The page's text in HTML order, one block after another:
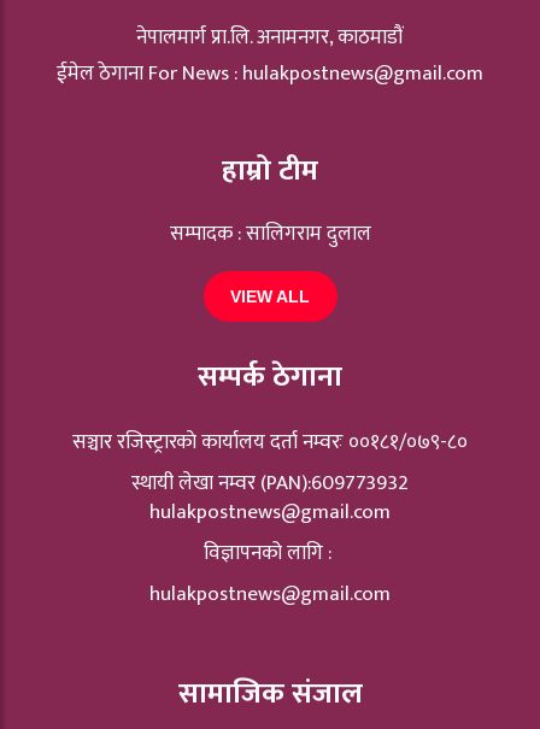
नेपालमार्ग प्रा.लि. अनामनगर, काठमाडौं
ईमेल ठेगाना For News :hulakpostnews@gmail.com
हाम्रो टीम
सम्पादक : सालिगराम दुलाल
VIEW ALL
सम्पर्क ठेगाना
सञ्चार रजिस्ट्रारकाे कार्यालय दर्ता नम्वरः ००१८१/०७९-८०
स्थायी लेखा नम्वर (PAN):609773932
hulakpostnews@gmail.com
विज्ञापनको लागि :
hulakpostnews@gmail.com
सामाजिक संजाल